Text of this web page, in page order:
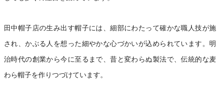
田中帽子店の生み出す帽子には、細部にわたって確かな職人技が施
され、かぶる人を想った細やかな心づかいが込められています。明
治時代の創業から今に至るまで、昔と変わらぬ製法で、伝統的な麦
わら帽子を作りつづけています。